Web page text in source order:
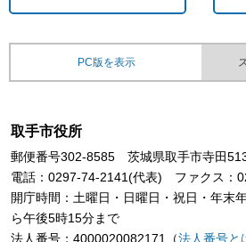
PC版を表示
取手市役所
郵便番号302-8585 茨城県取手市寺田
電話：0297-74-2141(代表) ファクス：
開庁時間：土曜日・日曜日・祝日・年末
ら午後5時15分まで
法人番号：4000020082171（法人番号と